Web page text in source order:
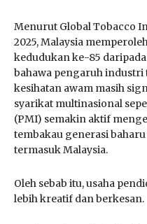
Menurut Global Tobacco
2025, Malaysia
kedudukan ke-85
bahawa pengaruh industri
kesihatan awam masih
syarikat multinasional
(PMI) semakin aktif
tembakau generasi
termasuk Malaysia.
Oleh sebab itu, usaha
lebih kreatif dan berkesan.